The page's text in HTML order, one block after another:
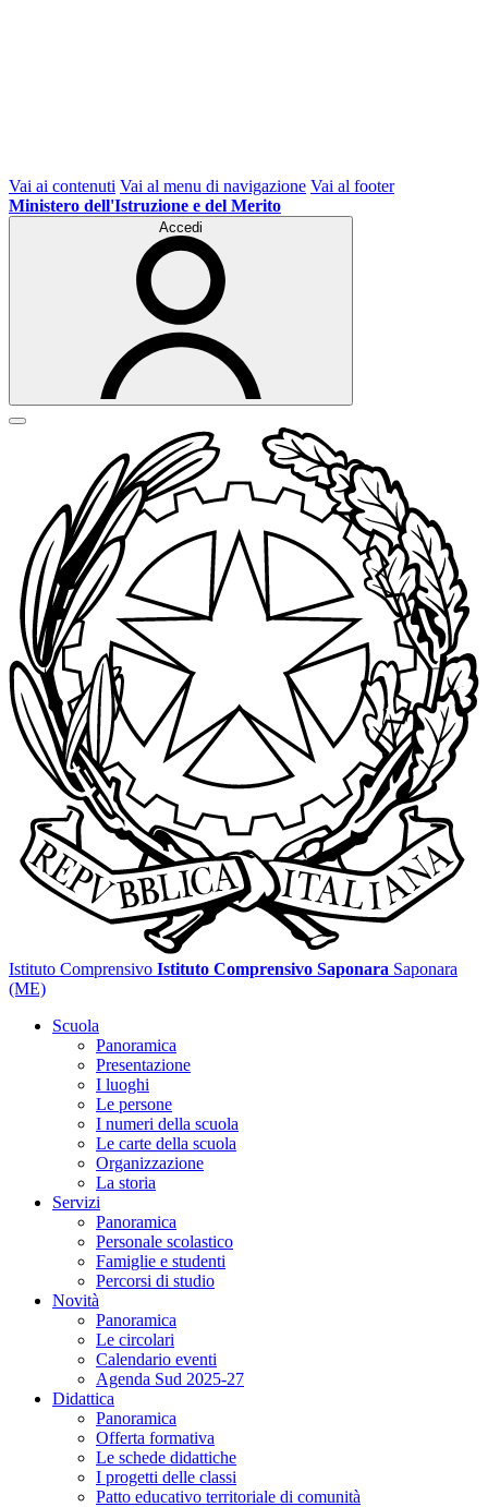
Vai ai contenuti Vai al menu di navigazione Vai al footer
Ministero dell'Istruzione e del Merito
Accedi
Istituto Comprensivo Istituto Comprensivo Saponara Saponara
(ME)
Scuola
Panoramica
Presentazione
I luoghi
Le persone
I numeri della scuola
Le carte della scuola
Organizzazione
La storia
Servizi
Panoramica
Personale scolastico
Famiglie e studenti
Percorsi di studio
Novità
Panoramica
Le circolari
Calendario eventi
Agenda Sud 2025-27
Didattica
Panoramica
Offerta formativa
Le schede didattiche
I progetti delle classi
Patto educativo territoriale di comunità